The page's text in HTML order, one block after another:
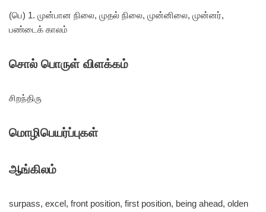
(பெ) 1. முன்பான நிலை, முதல் நிலை, முன்னிலை, முன்னர்,
பண்டைக் காலம்
சொல் பொருள் விளக்கம்
சிறந்திரு
மொழிபெயர்ப்புகள்
ஆங்கிலம்
surpass, excel, front position, first position, being ahead, olden